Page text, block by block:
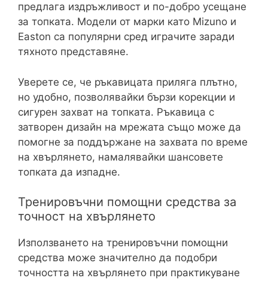
предлага издръжливост и по-добро усещане
за топката. Модели от марки като Mizuno и
Easton са популярни сред играчите заради
тяхното представяне.
Уверете се, че ръкавицата приляга плътно,
но удобно, позволявайки бързи корекции и
сигурен захват на топката. Ръкавица с
затворен дизайн на мрежата също може да
помогне за поддържане на захвата по време
на хвърлянето, намалявайки шансовете
топката да изпадне.
Тренировъчни помощни средства за
точност на хвърлянето
Използването на тренировъчни помощни
средства може значително да подобри
точността на хвърлянето при практикуване